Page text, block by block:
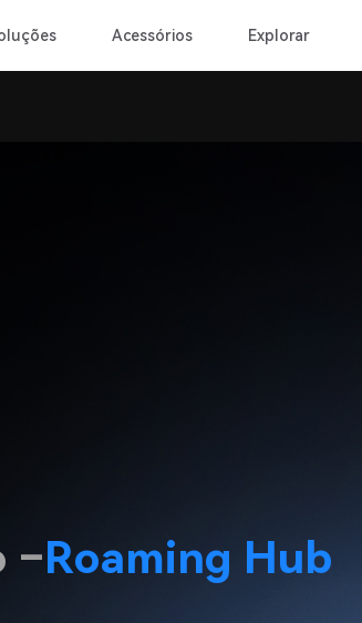
Acessórios Explorar
–Roaming Hub